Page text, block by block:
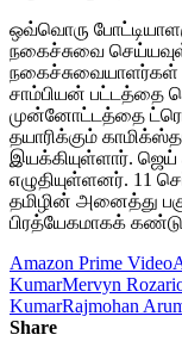
ஒவ்வொரு
நகைச்சுவை
நகைச்சுவையாளர்கள்
சாம்பியன் பட்டத்தை
முன்னோட்டத்தை
தயாரிக்கும்
இயக்கியுள்ளார்.
எழுதியுள்ளனர். 11
தமிழின் அனைத்து
பிரத்யேகமாகக்
Amazon Prime Video
KumarMervyn
KumarRajmohan
Share